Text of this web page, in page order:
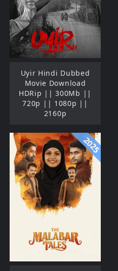
Uyir Hindi Dubbed
Movie Download
HDRip || 300Mb ||
720p || 1080p ||
2160p
2025